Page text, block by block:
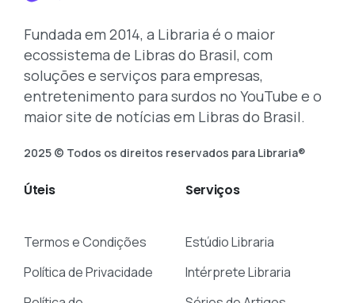
Fundada em 2014, a Libraria é o maior
ecossistema de Libras do Brasil, com
soluções e serviços para empresas,
entretenimento para surdos no YouTube e o
maior site de notícias em Libras do Brasil.
2025 © Todos os direitos reservados para Libraria®
Úteis
Termos e Condições
Política de Privacidade
Serviços
Estúdio Libraria
Intérprete Libraria